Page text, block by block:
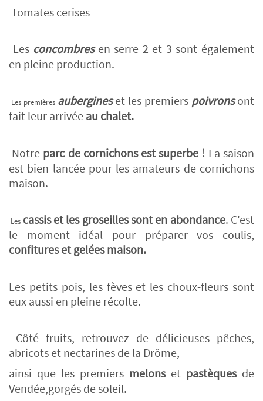
Tomates cerises
Les concombresen serre 2 et 3 sont également
en pleine production.
Les premières aubergineset les premiers poivronsont
fait leur arrivée au chalet.
Notre parc de cornichons est superbe ! La saison
est bien lancée pour les amateurs de cornichons
maison.
Les cassis et les groseilles sont en abondance. C'est
le moment idéal pour préparer vos coulis,
confitures et gelées maison.
Les petits pois, les fèves et les choux-fleurs sont
eux aussi en pleine récolte.
Côté fruits, retrouvez de délicieuses pêches,
abricots et nectarines de la Drôme,
ainsi que les premiers melonset pastèquesde
Vendée,gorgés de soleil.